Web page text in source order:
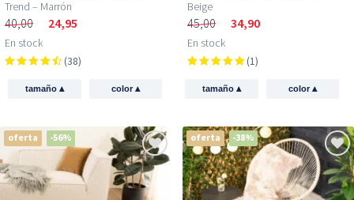
Trend – Marrón
40,00 24,95
En stock
(38)
tamaño ▴ color▴
Beige
45,00 34,90
En stock
(1)
tamaño ▴ color▴
oferta -56% oferta -38%